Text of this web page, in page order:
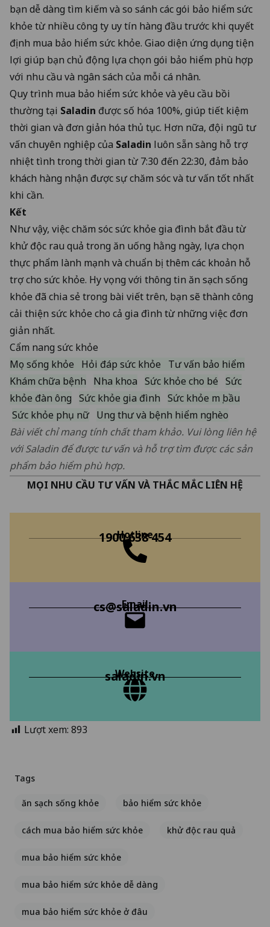
bạn dễ dàng tìm kiếm và so sánh các gói bảo hiểm sức
khỏe từ nhiều công ty uy tín hàng đầu trước khi quyết
định mua bảo hiểm sức khỏe. Giao diện ứng dụng tiện
lợi giúp bạn chủ động lựa chọn gói bảo hiểm phù hợp
với nhu cầu và ngân sách của mỗi cá nhân.
Quy trình mua bảo hiểm sức khỏe và yêu cầu bồi
thường tại Saladin được số hóa 100%, giúp tiết kiệm
thời gian và đơn giản hóa thủ tục. Hơn nữa, đội ngũ tư
vấn chuyên nghiệp của Saladin luôn sẵn sàng hỗ trợ
nhiệt tình trong thời gian từ 7:30 đến 22:30, đảm bảo
khách hàng nhận được sự chăm sóc và tư vấn tốt nhất
khi cần.
Kết
Như vậy, việc chăm sóc sức khỏe gia đình bắt đầu từ
khử độc rau quả trong ăn uống hằng ngày, lựa chọn
thực phẩm lành mạnh và chuẩn bị thêm các khoản hỗ
trợ cho sức khỏe. Hy vọng với thông tin ăn sạch sống
khỏe đã chia sẻ trong bài viết trên, bạn sẽ thành công
cải thiện sức khỏe cho cả gia đình từ những việc đơn
giản nhất.
Cẩm nang sức khỏe
Mẹo sống khỏe
Hỏi đáp sức khỏe
Tư vấn bảo hiểm
Khám chữa bệnh
Nha khoa Sức khỏe cho bé Sức
khỏe đàn ông Sức khỏe gia đình Sức khỏe mẹ bầu
Sức khỏe phụ nữ Ung thư và bệnh hiểm nghèo
Bài viết chỉ mang tính chất tham khảo. Vui lòng liên hệ
với Saladin để được tư vấn và hỗ trợ tìm được các sản
phẩm bảo hiểm phù hợp.
MỌI NHU CẦU TƯ VẤN VÀ THẮC MẮC LIÊN HỆ
Hotline
1900 638 454
Email
cs@saladin.vn
Website
saladin.vn
Lượt xem: 893
Tags
ăn sạch sống khỏe bảo hiểm sức khỏe
cách mua bảo hiểm sức khỏe khử độc rau quả
mua bảo hiểm sức khỏe
mua bảo hiểm sức khỏe dễ dàng
mua bảo hiểm sức khỏe ở đâu